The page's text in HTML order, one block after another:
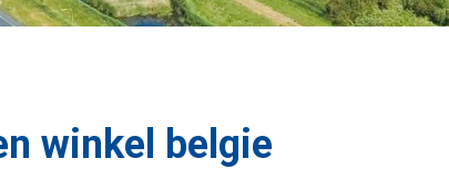
winkel belgie